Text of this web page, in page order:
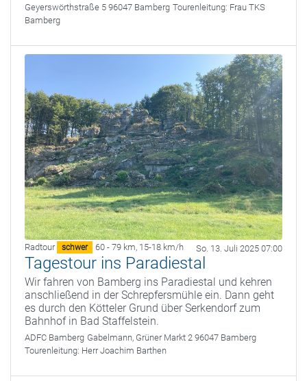
Geyerswörthstraße 5 96047 Bamberg Tourenleitung: Frau TKS
Bamberg
Radtour schwer 60 - 79 km, 15-18 km/h So. 13. Juli 2025 07:00
Tagestour ins Paradiestal
Wir fahren von Bamberg ins Paradiestal und kehren
anschließend in der Schrepfersmühle ein. Dann geht
es durch den Kötteler Grund über Serkendorf zum
Bahnhof in Bad Staffelstein.
ADFC Bamberg Gabelmann, Grüner Markt 2 96047 Bamberg
Tourenleitung: Herr Joachim Barthen